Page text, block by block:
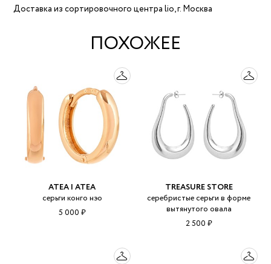
Доставка из сортировочного центра lio, г. Москва
ПОХОЖЕЕ
ATEA | АТЕА
серьги конго нэо
5 000 ₽
TREASURE STORE
серебристые серьги в форме
вытянутого овала
2 500 ₽